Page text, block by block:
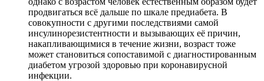
продвигаться всё дальше по шкале предиабета. В
совокупности с другими последствиями самой
инсулинорезистентности и вызывающих её причин,
накапливающимися в течение жизни, возраст тоже
может становиться сопоставимой с диагностированным
диабетом угрозой здоровью при коронавирусной
инфекции.